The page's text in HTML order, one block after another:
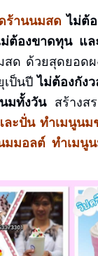
ร้านนมสด ไม่ต้
ต้องขาดทุน แล
สด ด้วยสุดยอด
เป็นปีไม่ต้องกัง
มทั้งวันสร้างสร
ละปั่น ทำเมนูน
มมอลต์ ทำเมนู